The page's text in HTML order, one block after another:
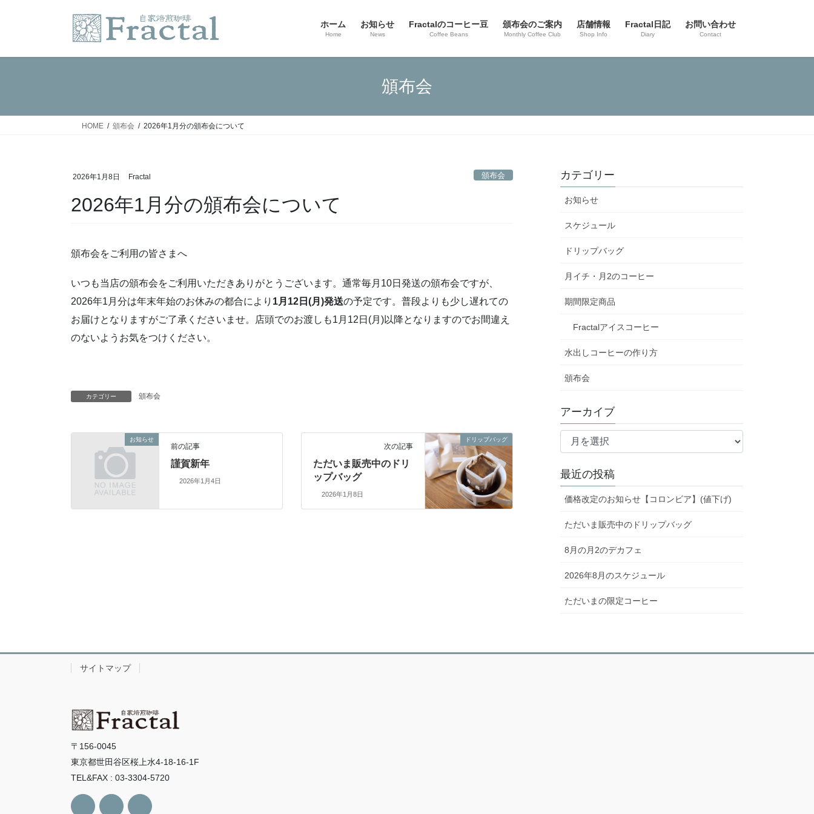
ホーム
Home
お知らせ
News
Fractalのコーヒー豆
Coffee Beans
頒布会のご案内
Monthly Coffee Club
店舗情報
Shop Info
Fractal日記
Diary
お問い合わせ
Contact
頒布会
HOME 頒布会 2026年1月分の頒布会について
2026年1月8日 Fractal 頒布会
2026年1月分の頒布会について
頒布会をご利用の皆さまへ
いつも当店の頒布会をご利用いただきありがとうございます。通常毎月10日発送の頒布会ですが、
2026年1月分は年末年始のお休みの都合により 1月12日(月)発送の予定です。普段よりも少し遅れての
お届けとなりますがご了承くださいませ。店頭でのお渡しも1月12日(月)以降となりますのでお間違え
のないようお気をつけください。
カテゴリー 頒布会
お知らせ
前の記事
謹賀新年
2026年1月4日
ドリップバッグ
次の記事
ただいま販売中のドリ
ップバッグ
2026年1月8日
カテゴリー
お知らせ
スケジュール
ドリップバッグ
月イチ・月2のコーヒー
期間限定商品
Fractalアイスコーヒー
水出しコーヒーの作り方
頒布会
アーカイブ
ア
イ
ブ
最近の投稿
価格改定のお知らせ【コロンビア】(値下げ)
ただいま販売中のドリップバッグ
8月の月2のデカフェ
2026年8月のスケジュール
ただいまの限定コーヒー
サイトマップ
〒156-0045
東京都世田谷区桜上水4-18-16-1F
TEL&FAX : 03-3304-5720